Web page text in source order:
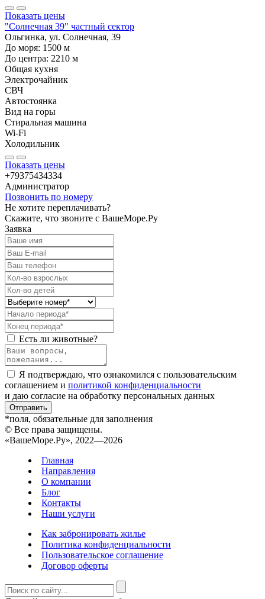
Показать цены
"Солнечная 39" частный сектор
Ольгинка, ул. Солнечная, 39
До моря: 1500 м
До центра: 2210 м
Общая кухня
Электрочайник
СВЧ
Автостоянка
Вид на горы
Стиральная машина
Wi-Fi
Холодильник
Показать цены
+79375434334
Администратор
Позвонить по номеру
Не хотите переплачивать?
Скажите, что звоните с ВашеМоре.Ру
Заявка
Есть ли животные?
Я подтверждаю, что ознакомился с пользовательским
соглашением и политикой конфиденциальности
и даю согласие на обработку персональных данных
Отправить
*поля, обязательные для заполнения
© Все права защищены.
«ВашеМоре.Ру», 2022—2026
Главная
Направления
О компании
Блог
Контакты
Наши услуги
Как забронировать жилье
Политика конфиденциальности
Пользовательское соглашение
Договор оферты